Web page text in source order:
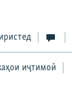
иҷтимоӣ